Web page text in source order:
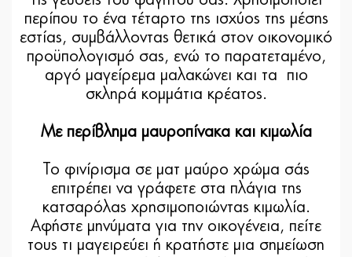
περίπου το ένα τέταρτο της ισχύος της μέσης
εστίας, συμβάλλοντας θετικά στον οικονομικό
προϋπολογισμό σας, ενώ το παρατεταμένο,
αργό μαγείρεμα μαλακώνει και τα πιο
σκληρά κομμάτια κρέατος.
Με περίβλημα μαυροπίνακα και κιμωλία
Το φινίρισμα σε ματ μαύρο χρώμα σάς
επιτρέπει να γράφετε στα πλάγια της
κατσαρόλας χρησιμοποιώντας κιμωλία.
Αφήστε μηνύματα για την οικογένεια, πείτε
τους τι μαγειρεύει ή κρατήστε μια σημείωση